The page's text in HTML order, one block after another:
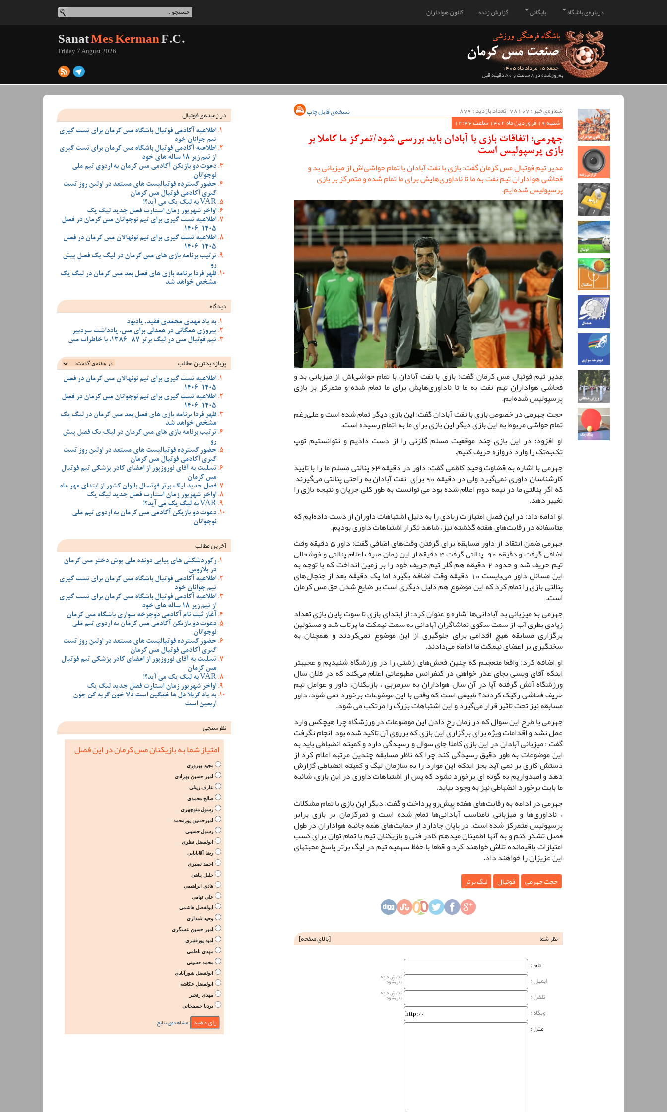
کانون هواداران گزارش زنده بایگانی درباره‌ی باشگاه
جمعه 15 مرداد ماه 1405
به‌روزشده در 8 ساعت و 50 دقیقه قبل
SanatMes KermanF.C.
Friday 7 August 2026
شماره‌ی خبر : ‌78107 | تعداد بازدید : 879
نسخه‌ی قابل چاپ
شنبه 19 فروردین ماه 1402 ساعت 12:46
جهرمی: اتفاقات بازی با آبادان باید بررسی شود/تمرکز ما کاملا بر
بازی پرسپولیس است
مدیر تیم فوتبال مس کرمان گفت: بازی با نفت آبادان با تمام حواشی‌اش از میزبانی بد و
فحاشی هواداران تیم نفت به ما تا ناداوری‌هایش برای ما تمام شده و متمرکز بر بازی
پرسپولیس شده‌ایم.
مدیر تیم فوتبال مس کرمان گفت: بازی با نفت آبادان با تمام حواشی‌اش از میزبانی بد و
فحاشی هواداران تیم نفت به ما تا ناداوری‌هایش برای ما تمام شده و متمرکز بر بازی
پرسپولیس شده‌ایم.
حجت جهرمی در خصوص بازی با نفت آبادان گفت: این بازی دیگر تمام شده است و علی‌رغم
تمام حواشی مربوط به این بازی دیگر این بازی برای ما به اتمام رسیده است.
او افزود: در این بازی چند موقعیت مسلم گلزنی را از دست دادیم و نتوانستیم توپ
تک‌به‌تک را وارد دروازه حریف کنیم.
جهرمی با اشاره به قضاوت وحید کاظمی گفت: داور در دقیقه 63 پنالتی مسلم ما را با تایید
کارشناسان داوری نمی‌گیرد ولی در دقیقه 90 برای نفت آبادان به راحتی پنالتی می‌گیرند
که اگر پنالتی ما در نیمه دوم اعلام شده بود می توانست به طور کلی جریان و نتیجه بازی را
تغییر دهد.
او ادامه داد: در این فصل امتیازات زیادی را به دلیل اشتباهات داوران از دست داده‌ایم که
متاسفانه در رقابت‌های هفته گذشته نیز، شاهد تکرار اشتباهات داوری بودیم.
جهرمی ضمن انتقاد از داور مسابقه برای گرفتن وقت‌های اضافی گفت: داور 5 دقیقه وقت
اضافی گرفت و دقیقه 90 پنالتی گرفت 4 دقیقه از این زمان صرف اعلام پنالتی و خوشحالی
تیم حریف شد و حدود 2 دقیقه هم گلر تیم حریف خود را بر زمین انداخت که با توجه به
این مسائل داور می‌بایست 10 دقیقه وقت اضافه بگیرد اما یک دقیقه بعد از جنجال‌های
پنالتی بازی را تمام کرد که این موضوع هم دلیل دیگری است بر ضایع شدن حق مس کرمان
است.
جهرمی به میزبانی بد آبادانی‌ها اشاره و عنوان کرد: از ابتدای بازی تا سوت پایان بازی تعداد
زیادی بطری آب از سمت سکوی تماشاگران آبادانی به سمت نیمکت ما پرتاب شد و مسئولین
برگزاری مسابقه هیچ اقدامی برای جلوگیری از این موضوع نمی‌کردند و همچنان به
سختگیری بر اعضای نیمکت ما ادامه می‌دادند.
او اضافه کرد: واقعا متعجبم که چنین فحش‌های زشتی را در ورزشگاه شنیدیم و عجیبتر
اینکه آقای ویسی بجای عذر خواهی در کنفرانس مطبوعاتی اعلام می‌کند که در فلان سال
ورزشگاه آتش گرفته آیا در آن سال هواداران به سرمربی ، بازیکنان، داور و عوامل تیم
حریف فحاشی رکیک کردند؟ طبیعی است که وقتی با این موضوعات برخورد نمی شود، داور
مسابقه نیز تحت تاثیر قرار می‌گیرد و این اشتباهات بزرگ را مرتکب می شود.
جهرمی با طرح این سوال که در زمان رخ دادن این موضوعات در ورزشگاه چرا هیچکس وارد
عمل نشد و اقدامات ویژه برای برگزاری این بازی که برروی آن تاکید شده بود انجام نگرفت
گفت : میزبانی آبادان در این بازی کاملا جای سوال و رسیدگی دارد و کمیته انضباطی باید به
این موضوعات به طور دقیق رسیدگی کند چرا که ناظر مسابقه چندین مرتبه اعلام کرد از
دستش کاری بر نمی آید بجز اینکه این موارد را به سازمان لیگ و کمیته انضباطی گزارش
دهد و امیدواریم به گونه ای برخورد نشود که پس از اشتباهات داوری در این بازی، شائبه
ما بابت برخورد انضباطی نیز به وجود بیاید.
جهرمی در ادامه به رقابت‌های هفته پیش‌رو پرداخت و گفت: دیگر این بازی با تمام مشکلات
، ناداوری‌ها و میزبانی نامناسب آبادانی‌ها تمام شده است و تمرکزمان بر بازی برابر
پرسپولیس متمرکز شده است. در پایان جادارد از حمایت‌های همه جانبه هواداران در طول
فصل تشکر کنم و به آنها اطمینان میدهم کادر فنی و بازیکنان تیم با تمام توان برای کسب
امتیازات باقیمانده تلاش خواهند کرد و قطعا با حفظ سهمیه تیم در لیگ برتر پاسخ محبتهای
این عزیزان را خواهند داد.
حجت جهرمی فوتبال لیگ برتر
نظر شما [بالای صفحه]
نام‌ :
ایمیل :
نمایش داده
نمی‌شود
تلفن : نمایش داده
نمی‌شود
وبگاه‌ :
متن :
در زمینه‌ی فوتبال
اطلاعیه آکادمی فوتبال باشگاه مس کرمان برای تست گیری
تیم جوانان خود
اطلاعیه آکادمی فوتبال باشگاه مس کرمان برای تست گیری
از تیم زیر 18 ساله های خود
دعوت دو بازیکن آکادمی مس کرمان به اردوی تیم ملی
نوجوانان
حضور گسترده فوتبالیست های مستعد در اولین روز تست
گیری آکادمی فوتبال مس کرمان
VAR به لیگ یک می آید؟!
اواخر شهریور زمان استارت فصل جدید لیگ یک
اطلاعیه تست گیری برای تیم نوجوانان مس کرمان در فصل
1405_1406
اطلاعیه تست گیری برای تیم نونهالان مس کرمان در فصل
1405-1406
ترتیب برنامه بازی های مس کرمان در لیگ یک فصل پیش
رو
ظهر فردا برنامه بازی های فصل بعد مس کرمان در لیگ یک
مشخص خواهد شد
دیدگاه
به یاد مهدی محمدی فقید، یادبود
پیروزی همگانی در همدلی برای مس، یادداشت سردبیر
تیم فوتبال مس در لیگ برتر 87_1386، با خاطرات مس
پربازدیدترین‌ مطالب
اطلاعیه تست گیری برای تیم نونهالان مس کرمان در فصل
1405-1406
اطلاعیه تست گیری برای تیم نوجوانان مس کرمان در فصل
1405_1406
ظهر فردا برنامه بازی های فصل بعد مس کرمان در لیگ یک
مشخص خواهد شد
ترتیب برنامه بازی های مس کرمان در لیگ یک فصل پیش
رو
حضور گسترده فوتبالیست های مستعد در اولین روز تست
گیری آکادمی فوتبال مس کرمان
تسلیت به آقای نوروزپور از اعضای کادر پزشکی تیم فوتبال
مس کرمان
فصل جدید لیگ برتر فوتسال بانوان کشور از ابتدای مهر ماه
اواخر شهریور زمان استارت فصل جدید لیگ یک
VAR به لیگ یک می آید؟!
دعوت دو بازیکن آکادمی مس کرمان به اردوی تیم ملی
نوجوانان
آخرین مطالب
رکوردشکنی های پیاپی دونده ملی پوش دختر مس کرمان
در بلاروس
اطلاعیه آکادمی فوتبال باشگاه مس کرمان برای تست گیری
تیم جوانان خود
اطلاعیه آکادمی فوتبال باشگاه مس کرمان برای تست گیری
از تیم زیر 18 ساله های خود
آغاز ثبت نام آکادمی دوچرخه سواری باشگاه مس کرمان
دعوت دو بازیکن آکادمی مس کرمان به اردوی تیم ملی
نوجوانان
حضور گسترده فوتبالیست های مستعد در اولین روز تست
گیری آکادمی فوتبال مس کرمان
تسلیت به آقای نوروزپور از اعضای کادر پزشکی تیم فوتبال
مس کرمان
VAR به لیگ یک می آید؟!
اواخر شهریور زمان استارت فصل جدید لیگ یک
به یاد کربلا دل ها غمگین است دلا خون گریه کن چون
اربعین است
نظرسنجی
امتیاز شما به بازیکنان مس کرمان در این فصل
مجید بهروزی
امیر حسین بهزادی
عارف زینلی
صالح محمدی
رسول منوچهری
امیرحسین پورمحمد
رسول حسینی
ابولفضل نظری
رضا آقابابایی
احمد نصیری
جلیل پناهی
هادی ابراهیمی
علی تهامی
ابولفضل هاشمی
وحید نامداری
امیر حسین عسگری
امید پورقنبری
مهدی ناظمی
محمد حسینی
ابولفضل شورآبادی
ابولفضل عکاشه
مهدی رنجبر
بردیا حسینخانی
مشاهده‌ی نتایج